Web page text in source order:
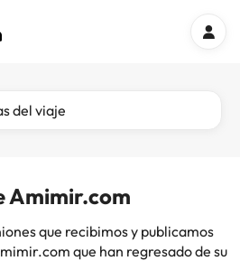
del viaje
Amimir.com
que recibimos y publicamos
que han regresado de su